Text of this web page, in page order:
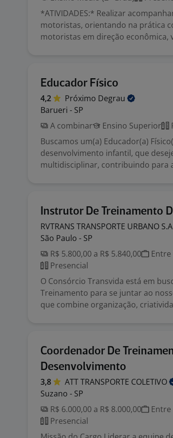
*ATIVIDADES:* Realizar
motoristas, orientando na prática
motoristas em direção econômica,
Educador Físico
4,2 Próximo Degrau
Barueri - SP
A combinar
Ensino Superior
Buscamos um(a) Educador(a)
desenvolvimento infantil, que
multidisciplinar, contribuindo para
Instrutor De Treinamento
RVTRANS TRANSPORTE URBANO S.A
São Paulo - SP
R$ 5.800,00 a R$ 5.840,00
Entre
Presencial
O Consórcio Transvida está em
Treinamento para se juntar ao
que combine organização,
Coordenador De
Desenvolvimento
3,8 ATT TRANSPORTE COLETIVO
Suzano - SP
R$ 6.000,00 a R$ 8.000,00
Entre
Presencial